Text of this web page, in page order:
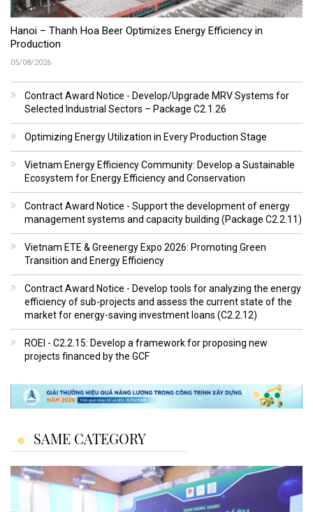
Hanoi – Thanh Hoa Beer Optimizes Energy Efficiency in
Production
05/08/2026
Contract Award Notice - Develop/Upgrade MRV Systems for
Selected Industrial Sectors – Package C2.1.26
Optimizing Energy Utilization in Every Production Stage
Vietnam Energy Efficiency Community: Develop a Sustainable
Ecosystem for Energy Efficiency and Conservation
Contract Award Notice - Support the development of energy
management systems and capacity building (Package C2.2.11)
Vietnam ETE & Greenergy Expo 2026: Promoting Green
Transition and Energy Efficiency
Contract Award Notice - Develop tools for analyzing the energy
efficiency of sub-projects and assess the current state of the
market for energy-saving investment loans (C2.2.12)
ROEI - C2.2.15: Develop a framework for proposing new
projects financed by the GCF
SAME CATEGORY